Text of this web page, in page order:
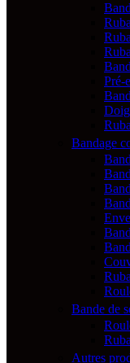
Pré-
Bandage
Bande de
Autres